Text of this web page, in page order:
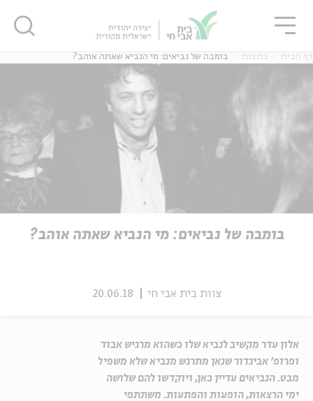
אנגלית
דף הבית כתבות בומבה של נביאים: מי הנביא שאתה אוהב?
בומבה של נביאים: מי הנביא שאתה אוהב?
צוות בית אבי חי 20.06.18
אלון עדר מקשיב לנביא שלו כשהוא מרגיש אבוד
ופרופ' אביגדור שנאן מתרגש מנביא שלא משפיל
מבט. הנביאים עדיין כאן, ויוקדשו להם שלושה
ימי הרצאות, הופעות והפתעות. משתתפי
סגור